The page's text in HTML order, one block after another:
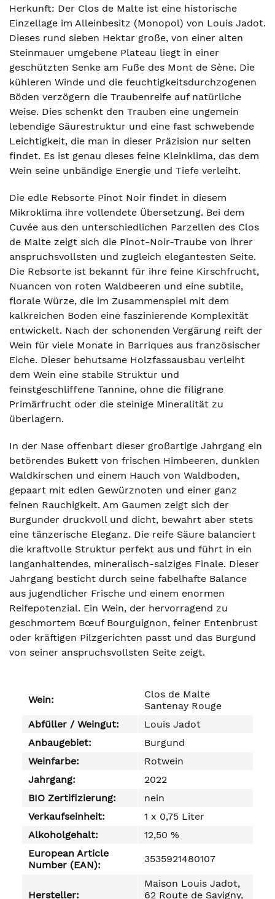
Herkunft: Der Clos de Malte ist eine historische
Einzellage im Alleinbesitz (Monopol) von Louis Jadot.
Dieses rund sieben Hektar große, von einer alten
Steinmauer umgebene Plateau liegt in einer
geschützten Senke am Fuße des Mont de Sène. Die
kühleren Winde und die feuchtigkeitsdurchzogenen
Böden verzögern die Traubenreife auf natürliche
Weise. Dies schenkt den Trauben eine ungemein
lebendige Säurestruktur und eine fast schwebende
Leichtigkeit, die man in dieser Präzision nur selten
findet. Es ist genau dieses feine Kleinklima, das dem
Wein seine unbändige Energie und Tiefe verleiht.
Die edle Rebsorte Pinot Noir findet in diesem
Mikroklima ihre vollendete Übersetzung. Bei dem
Cuvée aus den unterschiedlichen Parzellen des Clos
de Malte zeigt sich die Pinot-Noir-Traube von ihrer
anspruchsvollsten und zugleich elegantesten Seite.
Die Rebsorte ist bekannt für ihre feine Kirschfrucht,
Nuancen von roten Waldbeeren und eine subtile,
florale Würze, die im Zusammenspiel mit dem
kalkreichen Boden eine faszinierende Komplexität
entwickelt. Nach der schonenden Vergärung reift der
Wein für viele Monate in Barriques aus französischer
Eiche. Dieser behutsame Holzfassausbau verleiht
dem Wein eine stabile Struktur und
feinstgeschliffene Tannine, ohne die filigrane
Primärfrucht oder die steinige Mineralität zu
überlagern.
In der Nase offenbart dieser großartige Jahrgang ein
betörendes Bukett von frischen Himbeeren, dunklen
Waldkirschen und einem Hauch von Waldboden,
gepaart mit edlen Gewürznoten und einer ganz
feinen Rauchigkeit. Am Gaumen zeigt sich der
Burgunder druckvoll und dicht, bewahrt aber stets
eine tänzerische Eleganz. Die reife Säure balanciert
die kraftvolle Struktur perfekt aus und führt in ein
langanhaltendes, mineralisch-salziges Finale. Dieser
Jahrgang besticht durch seine fabelhafte Balance
aus jugendlicher Frische und einem enormen
Reifepotenzial. Ein Wein, der hervorragend zu
geschmortem Bœuf Bourguignon, feiner Entenbrust
oder kräftigen Pilzgerichten passt und das Burgund
von seiner anspruchsvollsten Seite zeigt.
Wein:
Clos de Malte
Santenay Rouge
Abfüller / Weingut:
Louis Jadot
Anbaugebiet:
Burgund
Weinfarbe:
Rotwein
Jahrgang:
2022
BIO Zertifizierung:
nein
Verkaufseinheit:
1 x 0,75 Liter
Alkoholgehalt:
12,50 %
European Article
Number (EAN):
3535921480107
Hersteller:
Maison Louis Jadot,
62 Route de Savigny,